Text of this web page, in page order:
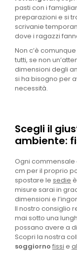
pasti con i
preparazioni e si
scrivanie
dove i ragazzi
Non c’è
tutti, se non
dimensioni degli
si ha bisogno per
necessità.
Scegli il
ambiente:
Ogni
cm per il proprio
spostare le sedie
misure sarai in
dimensioni e
Il nostro consiglio
mai sotto una
possano avere a
Scopri la nostra
soggiorno fissi e